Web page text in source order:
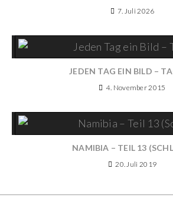
7. Juli 2026
JEDEN TAG EIN BILD –
4. November 2015
NAMIBIA – TEIL 13
20. Juli 2019